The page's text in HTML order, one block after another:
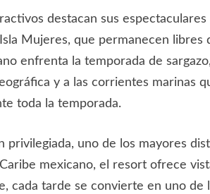
destacan sus
Mujeres, que permanecen
enfrenta la temporada de
y a las corrientes marinas
toda la temporada.
privilegiada, uno de los mayores
mexicano, el resort ofrece
cada tarde se convierte en uno